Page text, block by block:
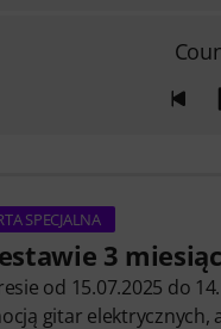
SPECJALNA
3
od 15.07.2025 do
gitar elektrycznych,